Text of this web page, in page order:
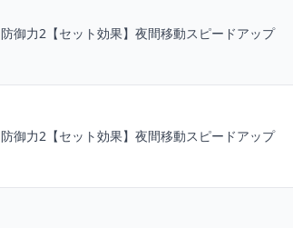
防御力2【セット効果】夜間移動スピードアップ
防御力2【セット効果】夜間移動スピードアップ